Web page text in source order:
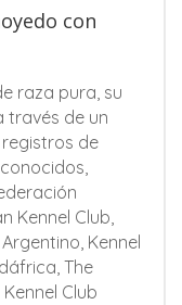
con
raza pura, su
través de un
de
Kennel Club,
Kennel
The
Club